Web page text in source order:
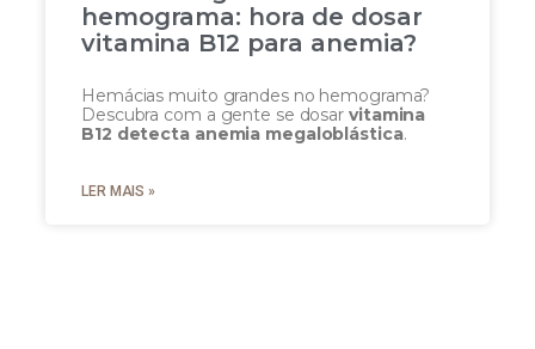
hemograma: hora de dosar
vitamina B12 para anemia?
Hemácias muito grandes no hemograma?
Descubra com a gente se dosar vitamina
B12 detecta anemia megaloblástica.
LER MAIS »